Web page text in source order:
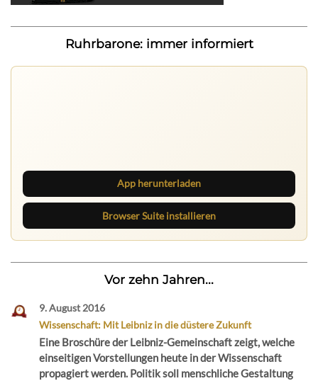
Ruhrbarone: immer informiert
App herunterladen
Browser Suite installieren
Vor zehn Jahren...
9. August 2016
Wissenschaft: Mit Leibniz in die düstere Zukunft
Eine Broschüre der Leibniz-Gemeinschaft zeigt, welche
einseitigen Vorstellungen heute in der Wissenschaft
propagiert werden. Politik soll menschliche Gestaltung